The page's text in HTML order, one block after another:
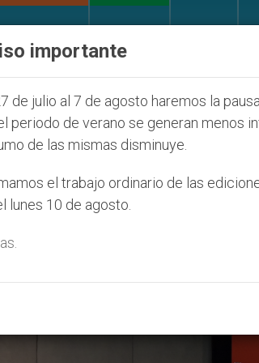
Seúl 2027 ONU
Familia Humana’
importante
de julio al 7 de agosto haremos la
periodo de verano se generan menos
de las mismas disminuye.
el trabajo ordinario de las
lunes 10 de agosto.